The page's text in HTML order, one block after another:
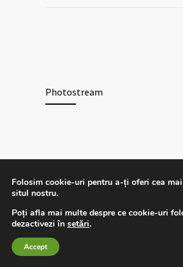
Photostream
© 2026 - Centrul Medical
drepturile rezervate.
Folosim cookie-uri pentru a-ți oferi cea
situl nostru.
Poți afla mai multe despre ce cookie-uri
dezactivezi în setări.
Accept